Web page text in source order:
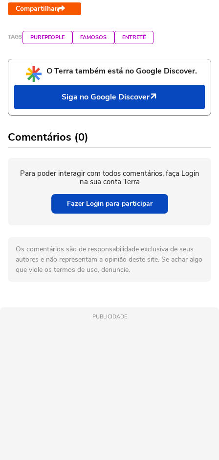
Compartilhar
TAGS PUREPEOPLE FAMOSOS ENTRETÊ
O Terra também está no Google Discover.
Siga no Google Discover
Comentários (0)
Para poder interagir com todos comentários, faça Login
na sua conta Terra
Fazer Login para participar
Os comentários são de responsabilidade exclusiva de seus
autores e não representam a opinião deste site. Se achar algo
que viole os termos de uso, denuncie.
PUBLICIDADE